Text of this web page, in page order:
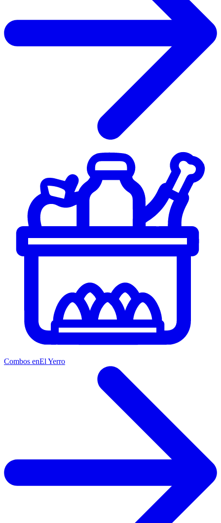
Combos enEl Yerro